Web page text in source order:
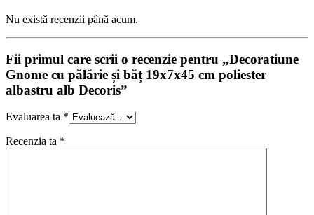
Nu există recenzii până acum.
Fii primul care scrii o recenzie pentru „Decoratiune
Gnome cu pălărie și băț 19x7x45 cm poliester
albastru alb Decoris”
Evaluarea ta *
Recenzia ta *